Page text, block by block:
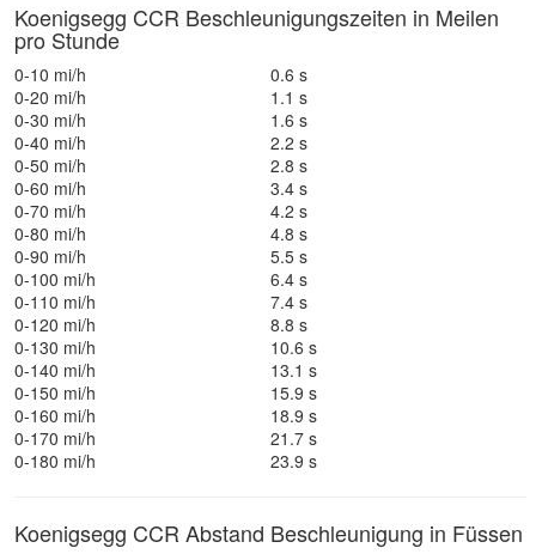
Koenigsegg CCR Beschleunigungszeiten in Meilen
pro Stunde
0-10 mi/h
0.6 s
0-20 mi/h
1.1 s
0-30 mi/h
1.6 s
0-40 mi/h
2.2 s
0-50 mi/h
2.8 s
0-60 mi/h
3.4 s
0-70 mi/h
4.2 s
0-80 mi/h
4.8 s
0-90 mi/h
5.5 s
0-100 mi/h
6.4 s
0-110 mi/h
7.4 s
0-120 mi/h
8.8 s
0-130 mi/h
10.6 s
0-140 mi/h
13.1 s
0-150 mi/h
15.9 s
0-160 mi/h
18.9 s
0-170 mi/h
21.7 s
0-180 mi/h
23.9 s
Koenigsegg CCR Abstand Beschleunigung in Füssen